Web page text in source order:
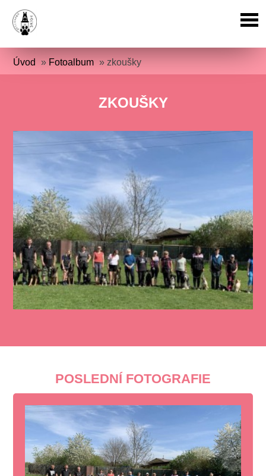
Úvod » Fotoalbum » zkoušky
ZKOUŠKY
POSLEDNÍ FOTOGRAFIE